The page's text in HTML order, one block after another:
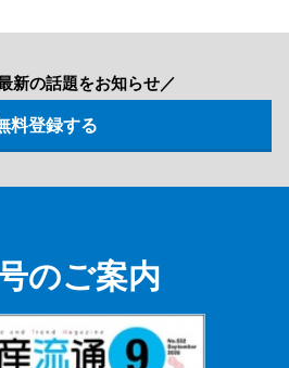
新の話題をお知らせ／
のご案内